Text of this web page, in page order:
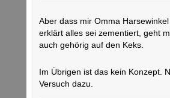
Aber dass mir Omma
erklärt alles sei zementiert, geht
auch gehörig auf den Keks.
Im Übrigen ist das kein Konzept.
Versuch dazu.